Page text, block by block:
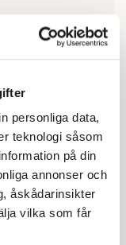
personliga data,
teknologi såsom
på din
annonser och
åskådarinsikter
vilka som får